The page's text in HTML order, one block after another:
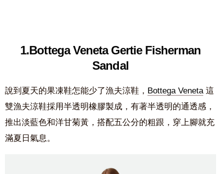
1.Bottega Veneta Gertie Fisherman
Sandal
說到夏天的果凍鞋怎能少了漁夫涼鞋， Bottega Veneta這
雙漁夫涼鞋採用半透明橡膠製成，有著半透明的通透感，
推出淡藍色和洋甘菊黃，搭配五公分的粗跟，穿上腳就充
滿夏日氣息。